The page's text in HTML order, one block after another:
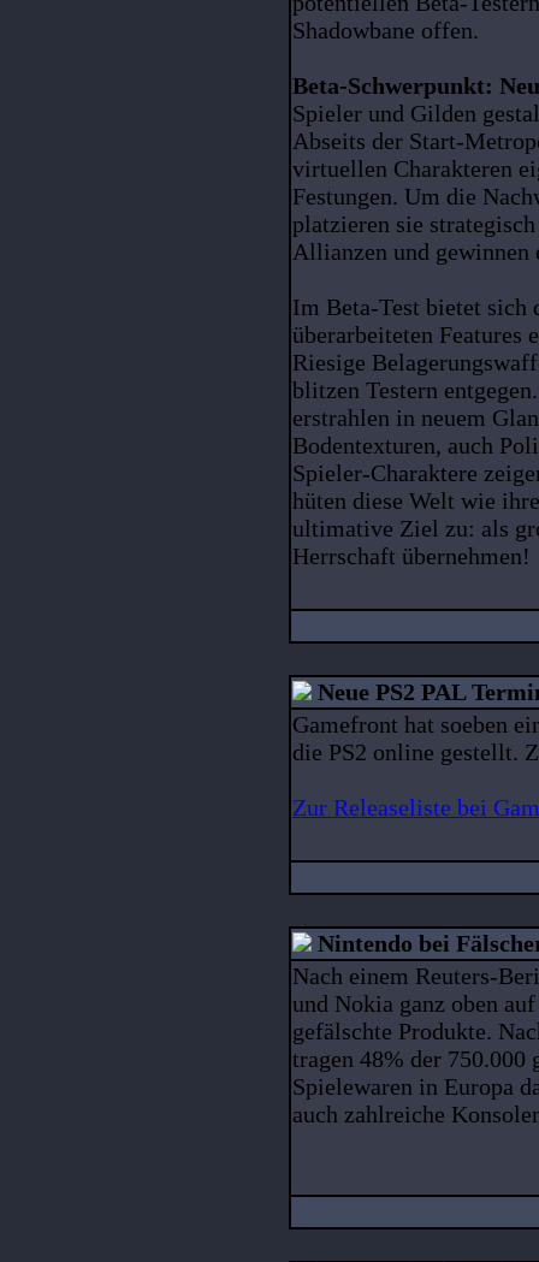
Shadowbane offen.
Beta-Schwerpunkt:
Spieler und Gilden
Abseits der Start-
virtuellen Charakteren
Festungen. Um die
platzieren sie
Allianzen und gewinnen
Im Beta-Test bietet sich
überarbeiteten Features
Riesige
blitzen Testern
erstrahlen in neuem
Bodentexturen, auch
Spieler-Charaktere
hüten diese Welt wie
ultimative Ziel zu: als
Herrschaft übernehmen!
Neue PS2 PAL
Gamefront hat soeben
die PS2 online gestellt.
Zur Releaseliste bei
Nintendo bei
Nach einem Reuters-
und Nokia ganz oben
gefälschte Produkte.
tragen 48% der 750.000
Spielewaren in Europa
auch zahlreiche